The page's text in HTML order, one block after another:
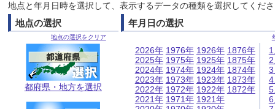
地点と年月日時を選択して、表示するデータの種類を選択してくだ
地点の選択
地点の選択をクリア
都府県・地方を選択
年月日の選択
2026年
2025年
2024年
2023年
2022年
2021年
1976年
1975年
1974年
1973年
1972年
1971年
1926年
1925年
1924年
1923年
1922年
1921年
1876年
1875年
1874年
1873年
1872年